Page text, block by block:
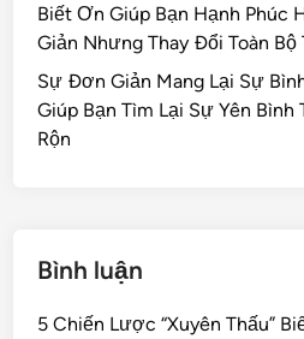
Biết Ơn Giúp Bạn Hạnh Phúc
Giản Nhưng Thay Đổi Toàn Bộ
Sự Đơn Giản Mang Lại Sự
Giúp Bạn Tìm Lại Sự Yên Bình
Rộn
Bình luận
5 Chiến Lược “Xuyên Thấu”